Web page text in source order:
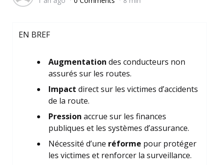
EN BREF
Augmentation des conducteurs non
assurés sur les routes.
Impact direct sur les victimes d’accidents
de la route.
Pression accrue sur les finances
publiques et les systèmes d’assurance.
Nécessité d’une réforme pour protéger
les victimes et renforcer la surveillance.